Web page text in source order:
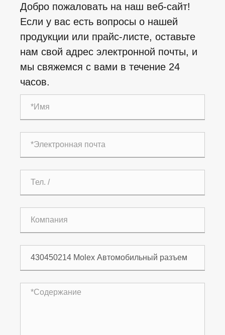
Добро пожаловать на наш веб-сайт!
Если у вас есть вопросы о нашей
продукции или прайс-листе, оставьте
нам свой адрес электронной почты, и
мы свяжемся с вами в течение 24
часов.